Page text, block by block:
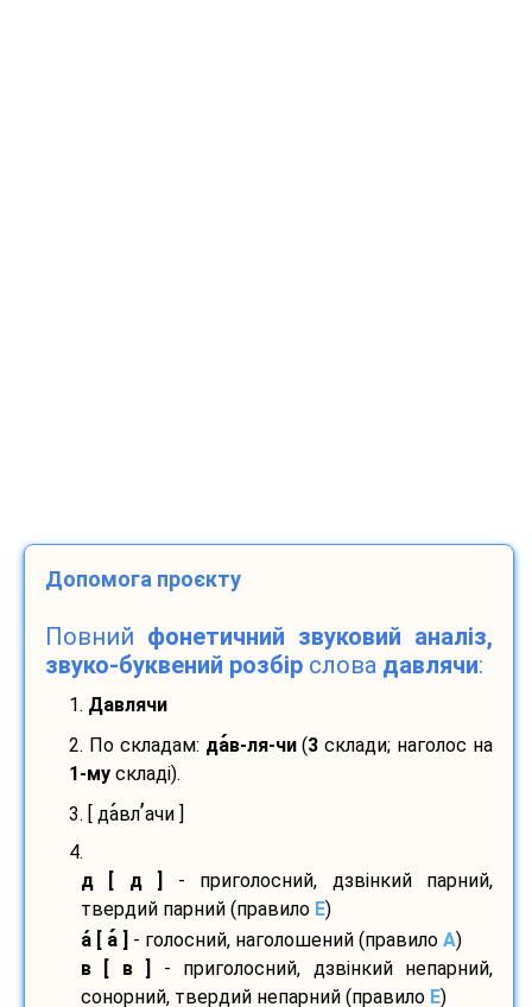
Допомога проєкту
Повний фонетичний звуковий аналіз,
звуко-буквений розбір слова давлячи:
1. Давлячи
2. По складам: дав-ля-чи(3 склади; наголос на
1-му складі).
3. [ давл’ачи ]
4.
д [ д ]
- приголосний, дзвінкий парний,
твердий парний (правило E)
а [ а - голосний, наголошений (правило A)
в [ в ]
- приголосний, дзвінкий непарний,
сонорний, твердий непарний (правило E)